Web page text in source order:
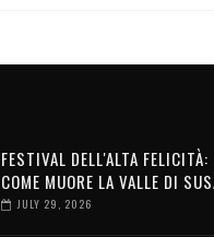
FESTIVAL DELL'ALTA FELICITÀ:
COME MUORE LA VALLE DI
JULY 29, 2026